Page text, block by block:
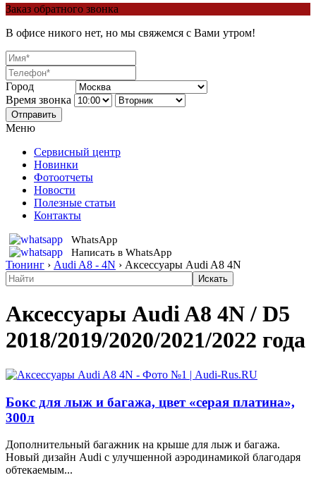
Заказ обратного звонка
В офисе никого нет, но мы свяжемся с Вами утром!
Город
Время звонка
Отправить
Меню
Сервисный центр
Новинки
Фотоотчеты
Новости
Полезные статьи
Контакты
WhatsApp
Написать в WhatsApp
Тюнинг › Audi A8 - 4N › Аксессуары Audi A8 4N
Аксессуары Audi A8 4N / D5
2018/2019/2020/2021/2022 года
Бокс для лыж и багажа, цвет «серая платина»,
300л
Дополнительный багажник на крыше для лыж и багажа.
Новый дизайн Audi с улучшенной аэродинамикой благодаря
обтекаемым...